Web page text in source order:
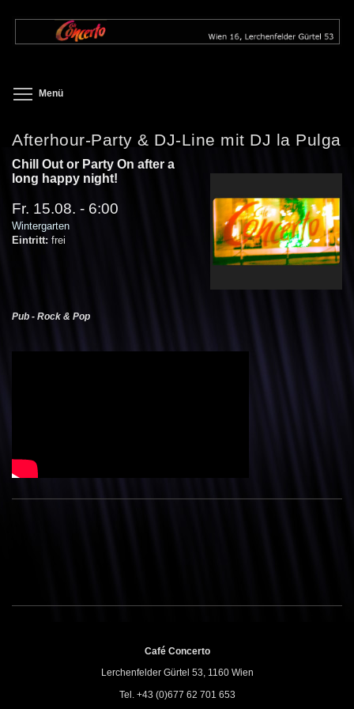
zum
Menü
Afterhour-Party & DJ-Line mit DJ la Pulga
Chill Out or Party On after a
long happy night!
Fr. 15.08. - 6:00
Wintergarten
Eintritt: frei
Pub - Rock & Pop
Café Concerto
Lerchenfelder Gürtel 53, 1160 Wien
Tel. +43 (0)677 62 701 653